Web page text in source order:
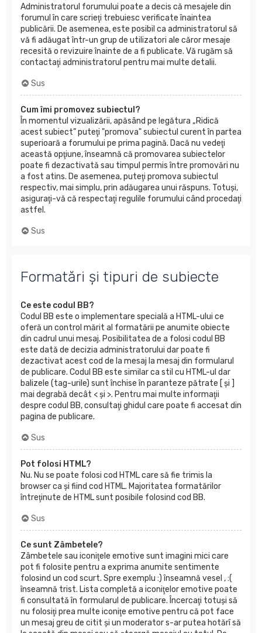
Administratorul forumului poate a decis că mesajele din
forumul în care scrieţi trebuiesc verificate înaintea
publicării. De asemenea, este posibil ca administratorul să
vă fi adăugat într-un grup de utilizatori ale căror mesaje
recesită o revizuire înainte de a fi publicate. Vă rugăm să
contactaţi administratorul pentru mai multe detalii.
Sus
Cum îmi promovez subiectul?
În momentul vizualizării, apăsând pe legătura „Ridică
acest subiect” puteţi "promova" subiectul curent în partea
superioară a forumului pe prima pagină. Dacă nu vedeţi
această opţiune, înseamnă că promovarea subiectelor
poate fi dezactivată sau timpul permis între promovări nu
a fost atins. De asemenea, puteţi promova subiectul
respectiv, mai simplu, prin adăugarea unui răspuns. Totuşi,
asiguraţi-vă că respectaţi regulile forumului când procedaţi
astfel.
Sus
Formatări şi tipuri de subiecte
Ce este codul BB?
Codul BB este o implementare specială a HTML-ului ce
oferă un control mărit al formatării pe anumite obiecte
din cadrul unui mesaj. Posibilitatea de a folosi codul BB
este dată de decizia administratorului dar poate fi
dezactivat acest cod de la mesaj la mesaj din formularul
de publicare. Codul BB este similar ca stil cu HTML-ul dar
balizele (tag-urile) sunt închise în paranteze pătrate [ şi ]
mai degrabă decât < şi >. Pentru mai multe informaţii
despre codul BB, consultaţi ghidul care poate fi accesat din
pagina de publicare.
Sus
Pot folosi HTML?
Nu. Nu se poate folosi cod HTML care să fie trimis la
browser ca şi fiind cod HTML. Majoritatea formatărilor
întreţinute de HTML sunt posibile folosind cod BB.
Sus
Ce sunt Zâmbetele?
Zâmbetele sau iconiţele emotive sunt imagini mici care
pot fi folosite pentru a exprima anumite sentimente
folosind un cod scurt. Spre exemplu :) înseamnă vesel , :(
înseamnă trist. Lista completă a iconiţelor emotive poate
fi consultată în formularul de publicare. Încercaţi totuşi să
nu folosiţi prea multe iconiţe emotive pentru că pot face
un mesaj greu de citit şi un moderator s-ar putea hotărî să